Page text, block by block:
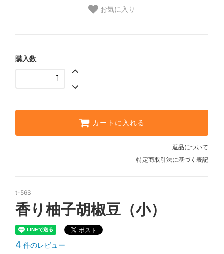
お気に入り
購入数
カートに入れる
返品について
特定商取引法に基づく表記
t-56S
香り柚子胡椒豆（小）
4 件のレビュー